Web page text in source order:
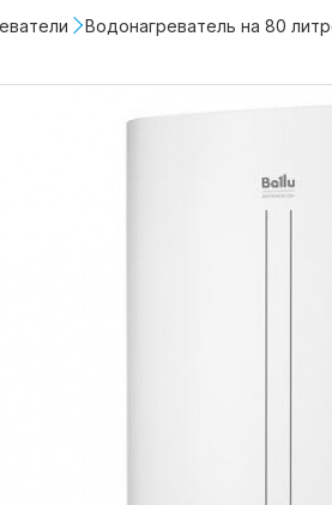
Водонагреватель на 80